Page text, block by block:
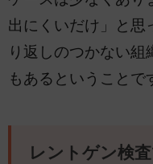
出にくいだけ」と思
り返しのつかない
もあるということで
レントゲン検